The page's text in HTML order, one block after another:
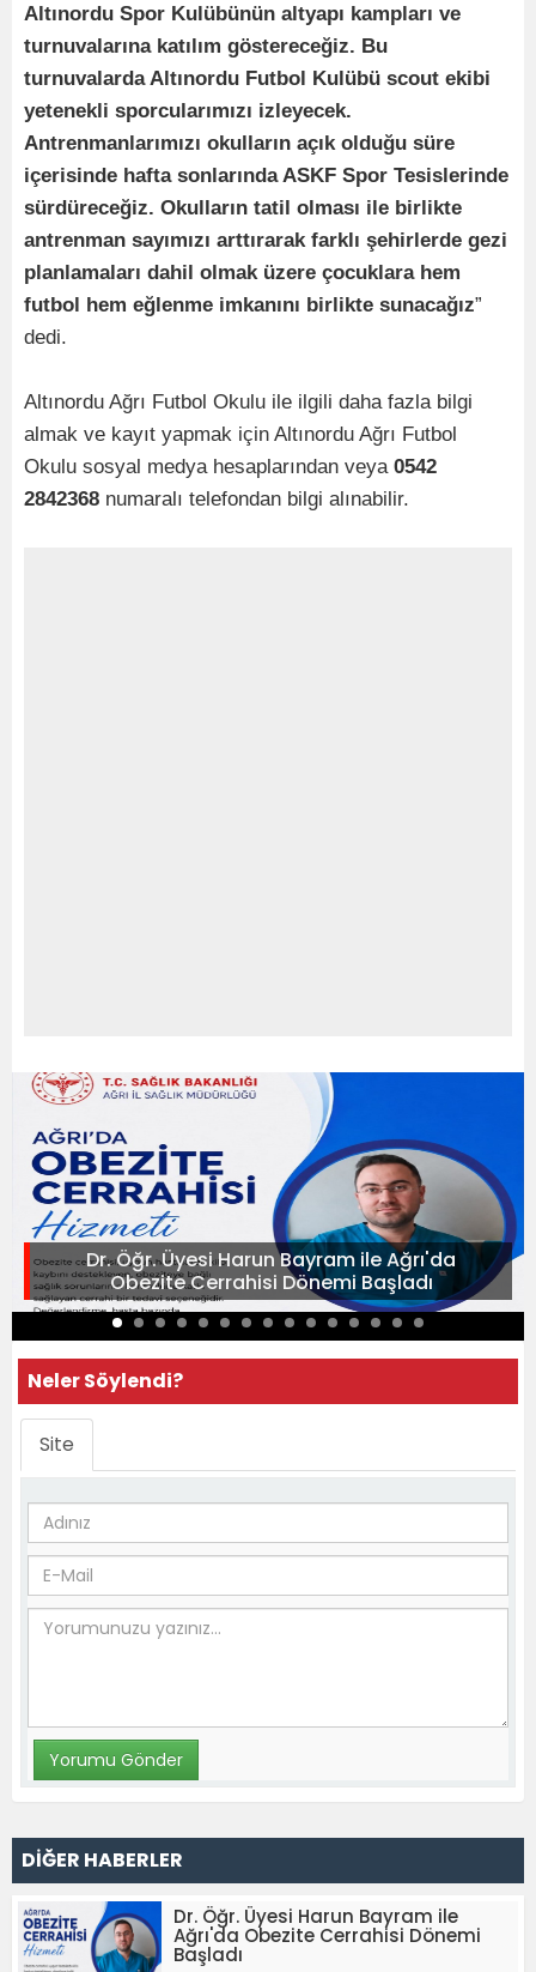
Altınordu Spor Kulübünün altyapı kampları ve
turnuvalarına katılım göstereceğiz. Bu
turnuvalarda Altınordu Futbol Kulübü scout ekibi
yetenekli sporcularımızı izleyecek.
Antrenmanlarımızı okulların açık olduğu süre
içerisinde hafta sonlarında ASKF Spor Tesislerinde
sürdüreceğiz. Okulların tatil olması ile birlikte
antrenman sayımızı arttırarak farklı şehirlerde gezi
planlamaları dahil olmak üzere çocuklara hem
futbol hem eğlenme imkanını birlikte sunacağız”
dedi.
Altınordu Ağrı Futbol Okulu ile ilgili daha fazla bilgi
almak ve kayıt yapmak için Altınordu Ağrı Futbol
Okulu sosyal medya hesaplarından veya0542
2842368 numaralı telefondan bilgi alınabilir.
Dr. Öğr. Üyesi Harun Bayram ile Ağrı'da
Obezite Cerrahisi Dönemi Başladı
Neler Söylendi?
Site
DİĞER HABERLER
Dr. Öğr. Üyesi Harun Bayram ile
Ağrı'da Obezite Cerrahisi Dönemi
Başladı